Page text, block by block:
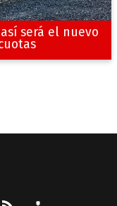
será el nuevo